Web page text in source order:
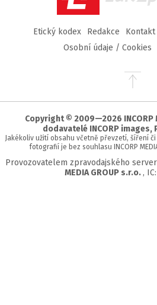
Etický kodex Redakce Kontakt
Osobní údaje / Cookies
Přejít
stránky
Copyright © 2009—2026 INCORP
dodavatelé INCORP images,
Jakékoliv užití obsahu včetně převzetí, šíření
fotografií je bez souhlasu INCORP
Provozovatelem zpravodajského
MEDIA GROUP s.r.o. , IC: